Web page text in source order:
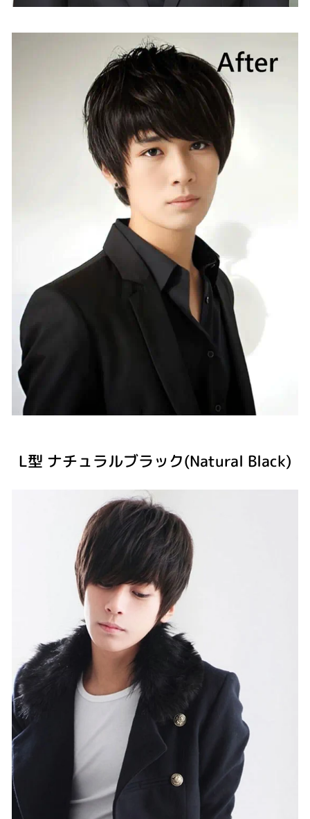
L型 ナチュラルブラック(Natural Black)